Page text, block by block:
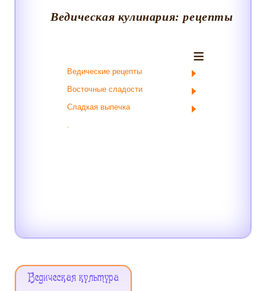
Ведическая кулинария: рецепты
≡
Ведические рецепты
Восточные сладости
Сладкая выпечка
.
Меню
Ведическая культура